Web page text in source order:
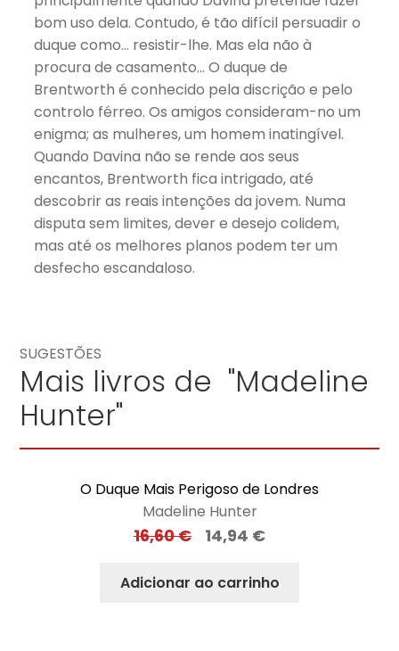
bom uso dela. Contudo, é tão difícil persuadir o
duque como… resistir-lhe. Mas ela não à
procura de casamento… O duque de
Brentworth é conhecido pela discrição e pelo
controlo férreo. Os amigos consideram-no um
enigma; as mulheres, um homem inatingível.
Quando Davina não se rende aos seus
encantos, Brentworth fica intrigado, até
descobrir as reais intenções da jovem. Numa
disputa sem limites, dever e desejo colidem,
mas até os melhores planos podem ter um
desfecho escandaloso.
SUGESTÕES
Mais livros de "Madeline
Hunter"
O Duque Mais Perigoso de Londres
Madeline Hunter
16,60€ 14,94 €
Adicionar ao carrinho